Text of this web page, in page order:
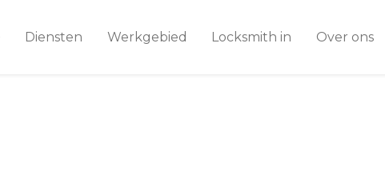
Diensten Werkgebied Locksmith in Over ons